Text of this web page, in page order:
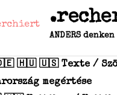
ANDERS
🇭🇺 🇺🇸 Texte /
megértése